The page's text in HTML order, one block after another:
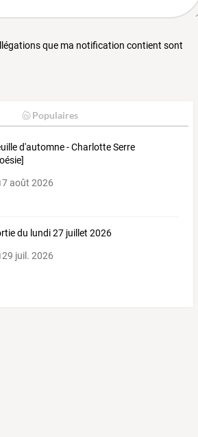
que ma notification contient sont
Populaires
d'automne - Charlotte Serre
7 août 2026
du lundi 27 juillet 2026
29 juil. 2026